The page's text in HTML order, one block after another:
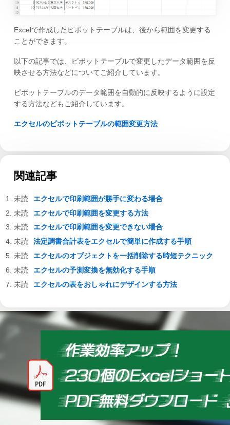
Excelで作成したピボットテーブルは、後から範囲を変更する
ことができます。
以下の記事では、ピボットテーブルで変更したデータ範囲を反
映させる方法などについてご紹介しています。
ピボットテーブルのデータ範囲を自動的に反映するように設定
する方法などもご紹介しています。
エクセルのピボットテーブルの範囲変更方法
関連記事
エクセルで印刷範囲が勝手に変わる場合
エクセルで印刷範囲を変更する方法
エクセルで印刷範囲を変更できない場合
法定調書合計表をエクセルで簡単に作成する手順
エクセルのオブジェクトを一括削除する時短テクニック
エクセルの予測変換を無効化する手順
エクセルの表をおしゃれにデザインする方法